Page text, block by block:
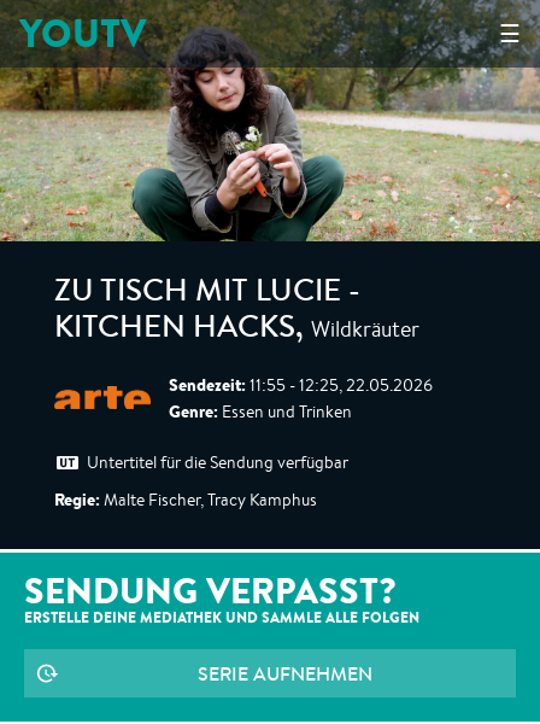
☰
YOUTV
ZU TISCH MIT LUCIE -
KITCHEN HACKS, Wildkräuter
Sendezeit: 11:55 - 12:25, 22.05.2026
Genre: Essen und Trinken
Untertitel für die Sendung verfügbar
Regie: Malte Fischer, Tracy Kamphus
SENDUNG VERPASST?
ERSTELLE DEINE MEDIATHEK UND SAMMLE ALLE FOLGEN
SERIE AUFNEHMEN